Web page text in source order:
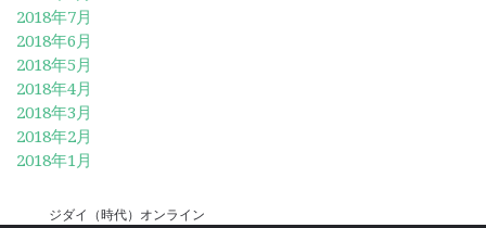
2018年7月
2018年6月
2018年5月
2018年4月
2018年3月
2018年2月
2018年1月
ジダイ（時代）オンライン